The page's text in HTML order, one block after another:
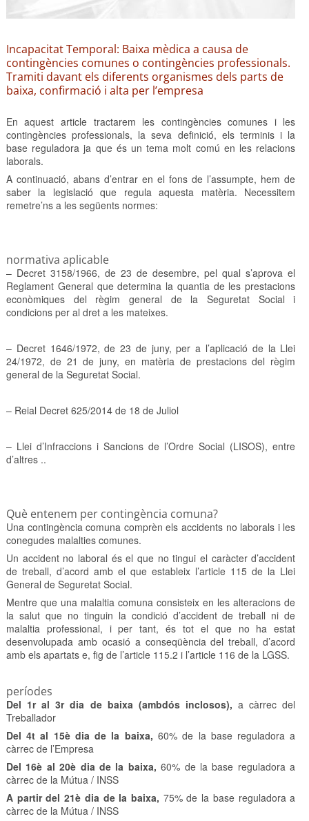
Incapacitat Temporal: Baixa mèdica a causa de
contingències comunes o contingències professionals.
Tramiti davant els diferents organismes dels parts de
baixa, confirmació i alta per l’empresa
En aquest article tractarem les contingències comunes i les
contingències professionals, la seva definició, els terminis i la
base reguladora ja que és un tema molt comú en les relacions
laborals.
A continuació, abans d’entrar en el fons de l’assumpte, hem de
saber la legislació que regula aquesta matèria. Necessitem
remetre’ns a les següents normes:
normativa aplicable
– Decret 3158/1966, de 23 de desembre, pel qual s’aprova el
Reglament General que determina la quantia de les prestacions
econòmiques del règim general de la Seguretat Social i
condicions per al dret a les mateixes.
– Decret 1646/1972, de 23 de juny, per a l’aplicació de la Llei
24/1972, de 21 de juny, en matèria de prestacions del règim
general de la Seguretat Social.
– Reial Decret 625/2014 de 18 de Juliol
– Llei d’Infraccions i Sancions de l’Ordre Social (LISOS), entre
d’altres ..
Què entenem per contingència comuna?
Una contingència comuna comprèn els accidents no laborals i les
conegudes malalties comunes.
Un accident no laboral és el que no tingui el caràcter d’accident
de treball, d’acord amb el que estableix l’article 115 de la Llei
General de Seguretat Social.
Mentre que una malaltia comuna consisteix en les alteracions de
la salut que no tinguin la condició d’accident de treball ni de
malaltia professional, i per tant, és tot el que no ha estat
desenvolupada amb ocasió a conseqüència del treball, d’acord
amb els apartats e, fig de l’article 115.2 i l’article 116 de la LGSS.
períodes
Del 1r al 3r dia de baixa (ambdós inclosos), a càrrec del
Treballador
Del 4t al 15è dia de la baixa, 60% de la base reguladora a
càrrec de l’Empresa
Del 16è al 20è dia de la baixa, 60% de la base reguladora a
càrrec de la Mútua / INSS
A partir del 21è dia de la baixa, 75% de la base reguladora a
càrrec de la Mútua / INSS